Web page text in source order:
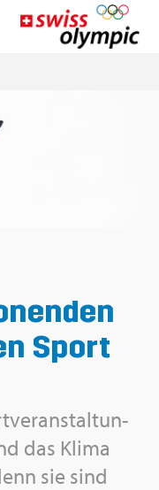
Sport
das Klima
sie sind